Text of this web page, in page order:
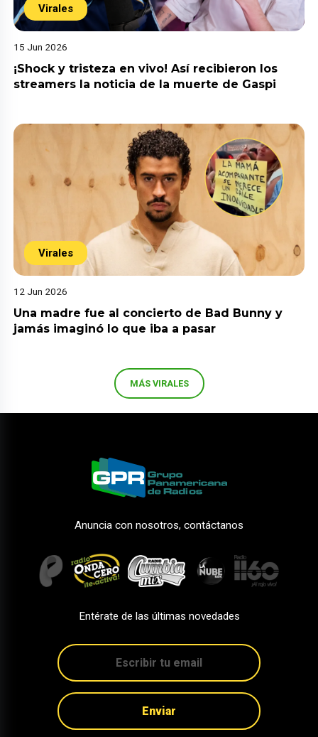
Virales
15 Jun 2026
¡Shock y tristeza en vivo! Así recibieron los
streamers la noticia de la muerte de Gaspi
Virales
12 Jun 2026
Una madre fue al concierto de Bad Bunny y
jamás imaginó lo que iba a pasar
MÁS VIRALES
Anuncia con nosotros, contáctanos
Entérate de las últimas novedades
Enviar